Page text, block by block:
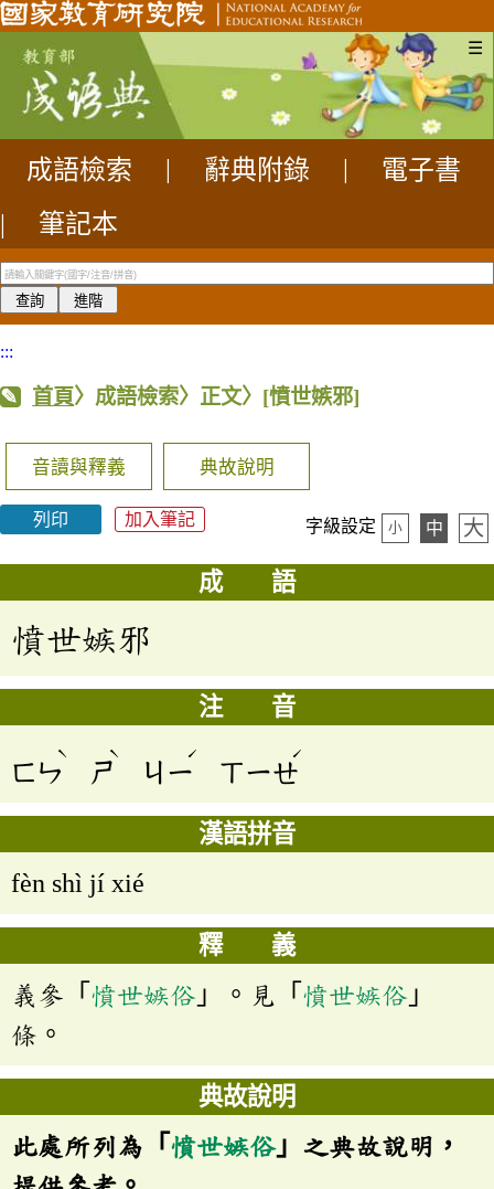
☰
成語檢索 辭典附錄
電子書
|
筆記本
:::
首頁〉成語檢索〉正文〉 [憤世嫉邪]
音讀與釋義 典故說明
列印 加入筆記 字級設定 小 中 大
成 語
憤世嫉邪
注 音
ㄈㄣ
ˋ
ㄕ
ˋ
ㄐㄧ
ˊ
ㄒㄧㄝ
ˊ
漢語拼音
fèn shì jí xié
釋 義
義參「 憤世嫉俗 」。見「 憤世嫉俗 」
條。
典故說明
此處所列為「 憤世嫉俗」之典故說明，